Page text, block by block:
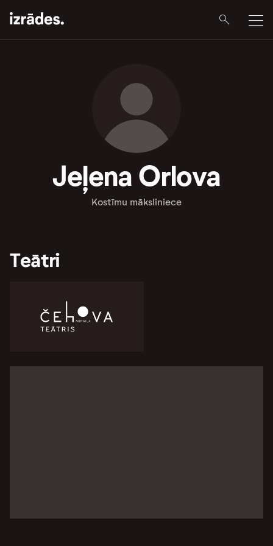
Jeļena Orlova
Kostīmu māksliniece
Teātri